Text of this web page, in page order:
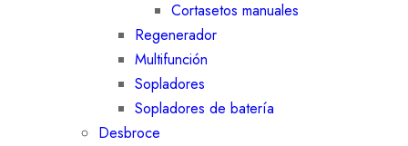
Cortasetos manuales
Regenerador
Multifunción
Sopladores
Sopladores de batería
Desbroce